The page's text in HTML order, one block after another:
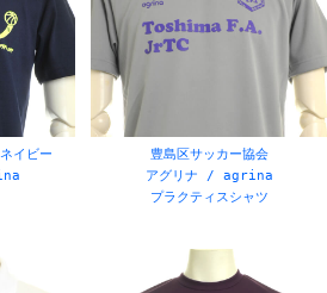
イビー
豊島区サッカー協会
アグリナ / agrina
プラクティスシャツ